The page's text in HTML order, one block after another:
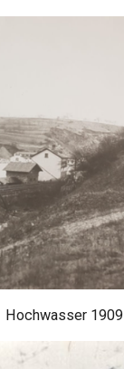
Hochwasser 1909